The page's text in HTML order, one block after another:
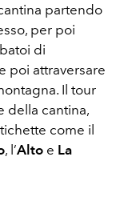
partendo
per poi
di
poi attraversare
Il tour
della cantina,
come il
, l’Alto e La